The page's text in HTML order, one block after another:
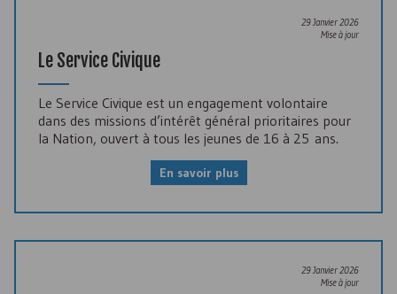
29 Janvier 2026
Mise à jour
Le Service Civique
Le Service Civique est un engagement volontaire
dans des missions d’intérêt général prioritaires pour
la Nation, ouvert à tous les jeunes de 16 à 25 ans.
En savoir plus
29 Janvier 2026
Mise à jour